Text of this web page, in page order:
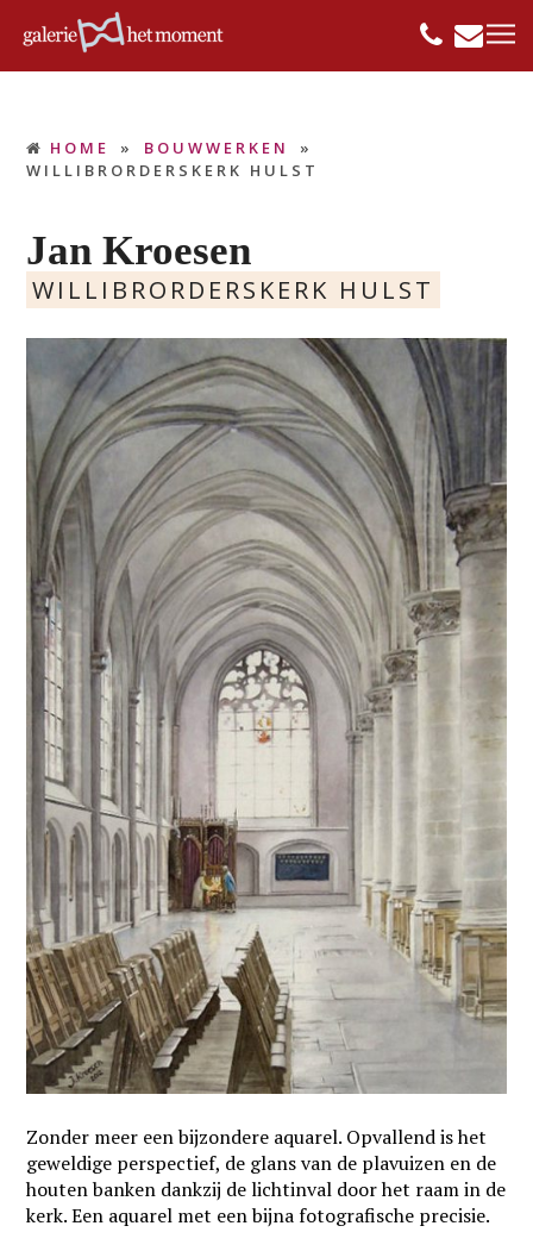
HOME » BOUWWERKEN
»
WILLIBRORDERSKERK HULST
Jan Kroesen
WILLIBRORDERSKERK HULST
Zonder meer een bijzondere aquarel. Opvallend is het
geweldige perspectief, de glans van de plavuizen en de
houten banken dankzij de lichtinval door het raam in de
kerk. Een aquarel met een bijna fotografische precisie.